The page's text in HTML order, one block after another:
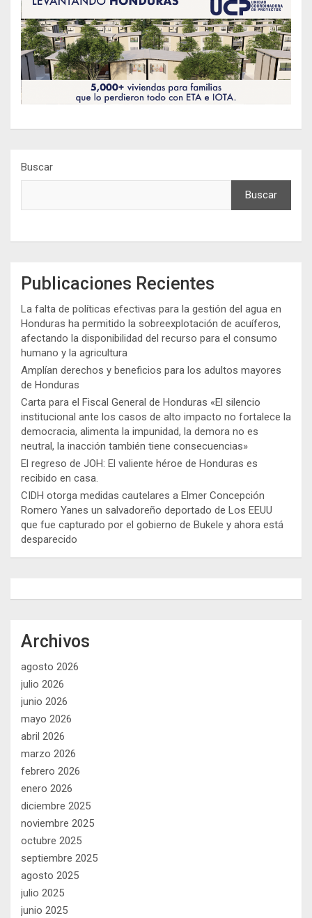
Buscar
Buscar
Publicaciones Recientes
La falta de políticas efectivas para la gestión del agua en
Honduras ha permitido la sobreexplotación de acuíferos,
afectando la disponibilidad del recurso para el consumo
humano y la agricultura
Amplían derechos y beneficios para los adultos mayores
de Honduras
Carta para el Fiscal General de Honduras «El silencio
institucional ante los casos de alto impacto no fortalece la
democracia, alimenta la impunidad, la demora no es
neutral, la inacción también tiene consecuencias»
El regreso de JOH: El valiente héroe de Honduras es
recibido en casa.
CIDH otorga medidas cautelares a Elmer Concepción
Romero Yanes un salvadoreño deportado de Los EEUU
que fue capturado por el gobierno de Bukele y ahora está
desparecido
Archivos
agosto 2026
julio 2026
junio 2026
mayo 2026
abril 2026
marzo 2026
febrero 2026
enero 2026
diciembre 2025
noviembre 2025
octubre 2025
septiembre 2025
agosto 2025
julio 2025
junio 2025